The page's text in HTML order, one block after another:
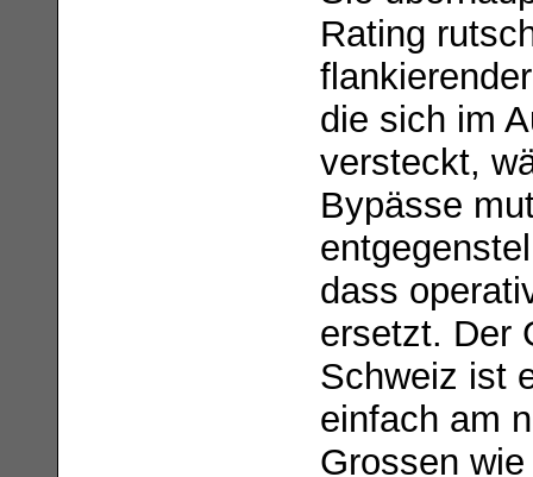
Rating
die sich im
versteckt,
Bypässe
dass
ersetzt. Der
Schweiz ist
einfach am
Grossen